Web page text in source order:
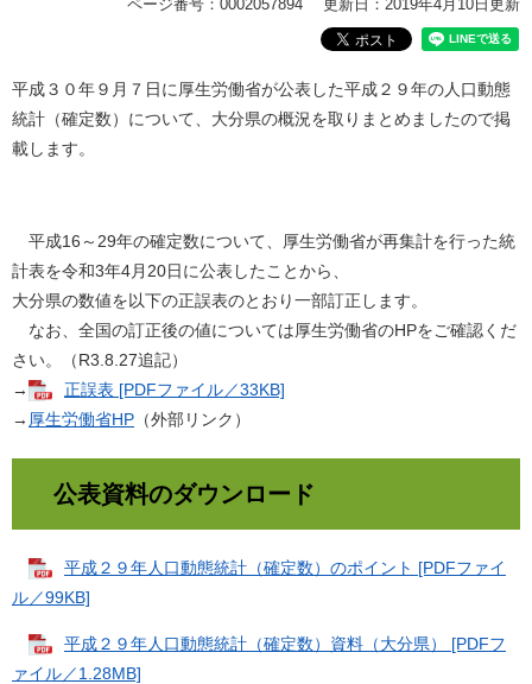
ページ番号：0002057894 更新日：2019年4月10日更新
平成３０年９月７日に厚生労働省が公表した平成２９年の人口動態
統計（確定数）について、大分県の概況を取りまとめましたので掲
載します。
平成16～29年の確定数について、厚生労働省が再集計を行った統
計表を令和3年4月20日に公表したことから、
大分県の数値を以下の正誤表のとおり一部訂正します。
なお、全国の訂正後の値については厚生労働省のHPをご確認くだ
さい。（R3.8.27追記）
→
正誤表 [PDFファイル／33KB]
→ 厚生労働省HP （外部リンク）
公表資料のダウンロード
平成２９年人口動態統計（確定数）のポイント [PDFファイ
ル／99KB]
平成２９年人口動態統計（確定数）資料（大分県） [PDFフ
ァイル／1.28MB]